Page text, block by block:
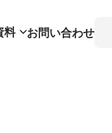
料 お問い合わせ